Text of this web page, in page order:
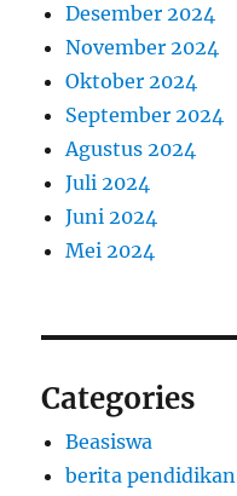
Desember 2024
November 2024
Oktober 2024
September 2024
Agustus 2024
Juli 2024
Juni 2024
Mei 2024
Categories
Beasiswa
berita pendidikan